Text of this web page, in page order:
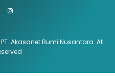
Akasanet Bumi Nusantara. All